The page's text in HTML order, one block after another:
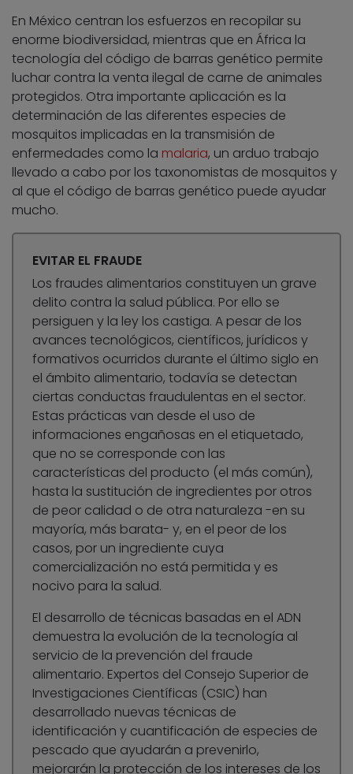
En México centran los esfuerzos en recopilar su
enorme biodiversidad, mientras que en África la
tecnología del código de barras genético permite
luchar contra la venta ilegal de carne de animales
protegidos. Otra importante aplicación es la
determinación de las diferentes especies de
mosquitos implicadas en la transmisión de
enfermedades como la malaria, un arduo trabajo
llevado a cabo por los taxonomistas de mosquitos y
al que el código de barras genético puede ayudar
mucho.
EVITAR EL FRAUDE
Los fraudes alimentarios constituyen un grave
delito contra la salud pública. Por ello se
persiguen y la ley los castiga. A pesar de los
avances tecnológicos, científicos, jurídicos y
formativos ocurridos durante el último siglo en
el ámbito alimentario, todavía se detectan
ciertas conductas fraudulentas en el sector.
Estas prácticas van desde el uso de
informaciones engañosas en el etiquetado,
que no se corresponde con las
características del producto (el más común),
hasta la sustitución de ingredientes por otros
de peor calidad o de otra naturaleza -en su
mayoría, más barata- y, en el peor de los
casos, por un ingrediente cuya
comercialización no está permitida y es
nocivo para la salud.
El desarrollo de técnicas basadas en el ADN
demuestra la evolución de la tecnología al
servicio de la prevención del fraude
alimentario. Expertos del Consejo Superior de
Investigaciones Científicas (CSIC) han
desarrollado nuevas técnicas de
identificación y cuantificación de especies de
pescado que ayudarán a prevenirlo,
mejorarán la protección de los intereses de los